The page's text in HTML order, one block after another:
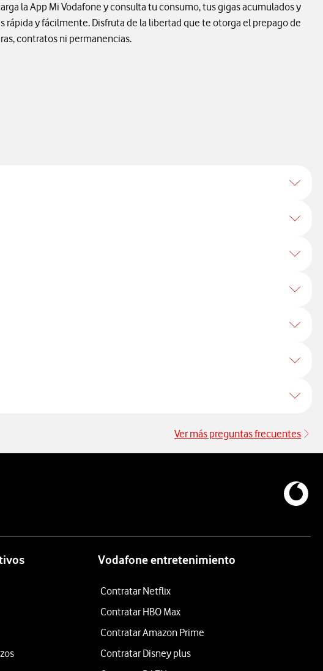
la App Mi Vodafone y consulta tu consumo, tus gigas acumulados y
rápida y fácilmente. Disfruta de la libertad que te otorga el prepago de
contratos ni permanencias.
Ver más preguntas frecuentes
Vodafone entretenimiento
Contratar Netflix
Contratar HBO Max
Contratar Amazon Prime
Contratar Disney plus